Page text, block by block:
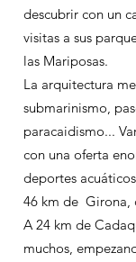
descubrir con un
visitas a sus
las Mariposas.
La arquitectura
submarinismo,
paracaidismo...
con una oferta
deportes
46 km de Girona,
A 24 km de
muchos,